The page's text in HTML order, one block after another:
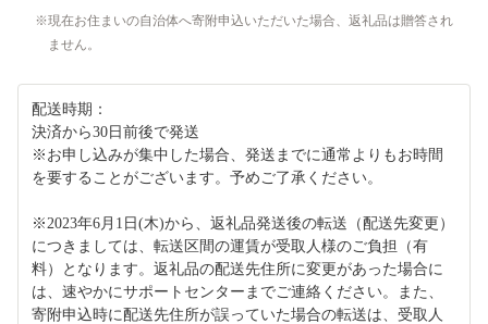
現在お住まいの自治体へ寄附申込いただいた場合、返礼品は贈答され
ません。
配送時期：
決済から30日前後で発送
※お申し込みが集中した場合、発送までに通常よりもお時間
を要することがございます。予めご了承ください。
※2023年6月1日(木)から、返礼品発送後の転送（配送先変更）
につきましては、転送区間の運賃が受取人様のご負担（有
料）となります。返礼品の配送先住所に変更があった場合に
は、速やかにサポートセンターまでご連絡ください。また、
寄附申込時に配送先住所が誤っていた場合の転送は、受取人